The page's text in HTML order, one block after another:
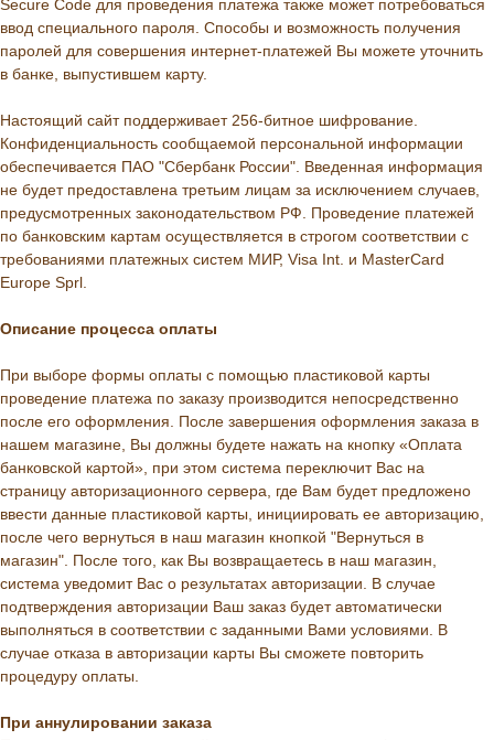
Secure Code для проведения платежа также может потребоваться
ввод специального пароля. Способы и возможность получения
паролей для совершения интернет-платежей Вы можете уточнить
в банке, выпустившем карту.
Настоящий сайт поддерживает 256-битное шифрование.
Конфиденциальность сообщаемой персональной информации
обеспечивается ПАО "Сбербанк России". Введенная информация
не будет предоставлена третьим лицам за исключением случаев,
предусмотренных законодательством РФ. Проведение платежей
по банковским картам осуществляется в строгом соответствии с
требованиями платежных систем МИР, Visa Int. и MasterCard
Europe Sprl.
Описание процессa оплаты
При выборе формы оплаты с помощью пластиковой карты
проведение платежа по заказу производится непосредственно
после его оформления. После завершения оформления заказа в
нашем магазине, Вы должны будете нажать на кнопку «Оплата
банковской картой», при этом система переключит Вас на
страницу авторизационного сервера, где Вам будет предложено
ввести данные пластиковой карты, инициировать ее авторизацию,
после чего вернуться в наш магазин кнопкой "Вернуться в
магазин". После того, как Вы возвращаетесь в наш магазин,
система уведомит Вас о результатах авторизации. В случае
подтверждения авторизации Ваш заказ будет автоматически
выполняться в соответствии с заданными Вами условиями. В
случае отказа в авторизации карты Вы сможете повторить
процедуру оплаты.
При аннулировании заказа